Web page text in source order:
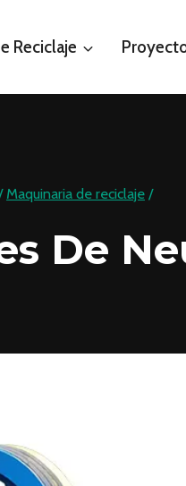
Reciclaje
Maquinaria de reciclaje /
De